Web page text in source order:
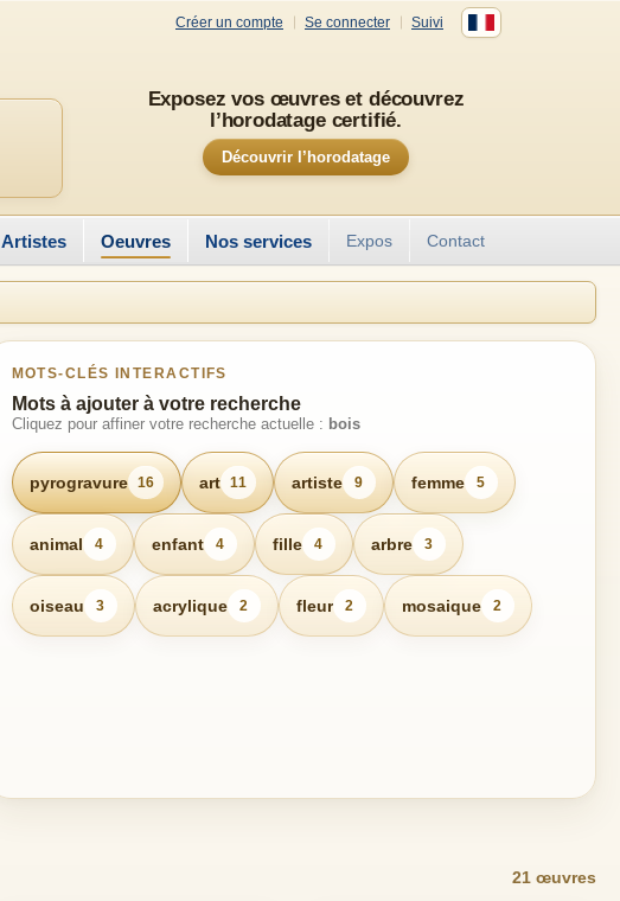
Créer un compte Se connecter Suivi
Exposez vos œuvres et découvrez
l’horodatage certifié.
Découvrir l’horodatage
Artistes Oeuvres Nos services Expos Contact
MOTS-CLÉS INTERACTIFS
Mots à ajouter à votre recherche
Cliquez pour affiner votre recherche actuelle : bois
pyrogravure 16 art 11 artiste 9 femme 5
animal 4 enfant 4 fille 4 arbre 3
oiseau 3 acrylique 2 fleur 2 mosaique 2
21 œuvres